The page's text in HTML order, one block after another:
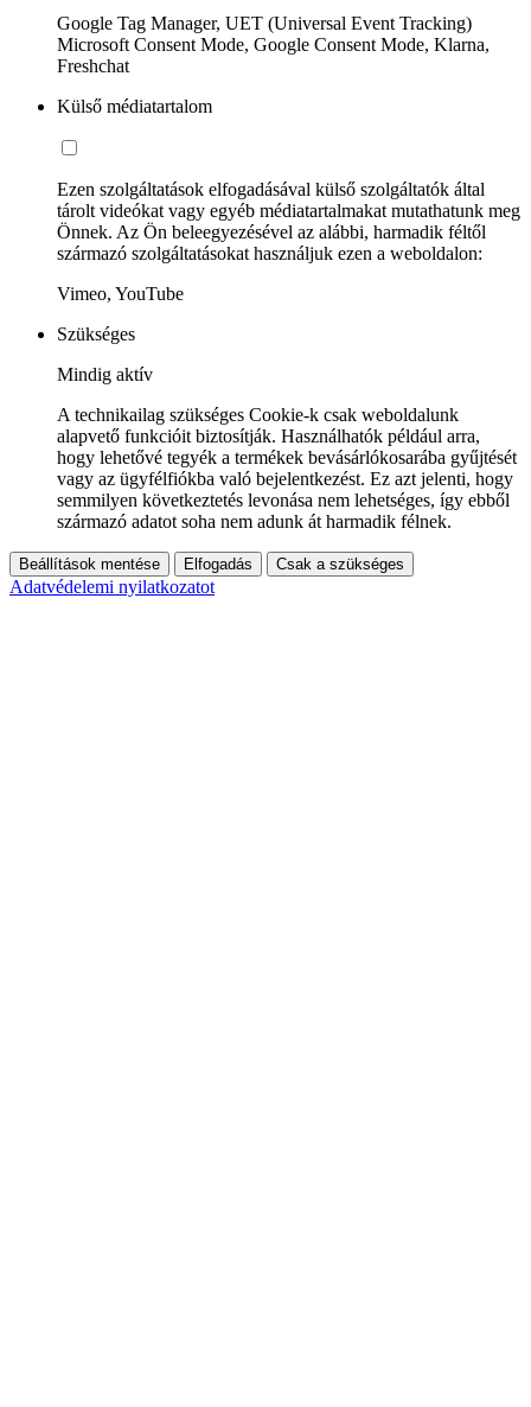
Google Tag Manager, UET (Universal Event Tracking)
Microsoft Consent Mode, Google Consent Mode, Klarna,
Freshchat
Külső médiatartalom
Ezen szolgáltatások elfogadásával külső szolgáltatók által
tárolt videókat vagy egyéb médiatartalmakat mutathatunk meg
Önnek. Az Ön beleegyezésével az alábbi, harmadik féltől
származó szolgáltatásokat használjuk ezen a weboldalon:
Vimeo, YouTube
Szükséges
Mindig aktív
A technikailag szükséges Cookie-k csak weboldalunk
alapvető funkcióit biztosítják. Használhatók például arra,
hogy lehetővé tegyék a termékek bevásárlókosarába gyűjtését
vagy az ügyfélfiókba való bejelentkezést. Ez azt jelenti, hogy
semmilyen következtetés levonása nem lehetséges, így ebből
származó adatot soha nem adunk át harmadik félnek.
Beállítások mentése Elfogadás Csak a szükséges
Adatvédelemi nyilatkozatot